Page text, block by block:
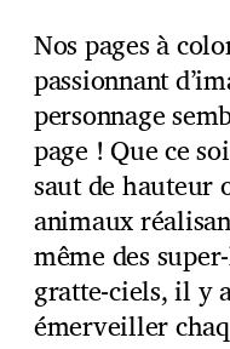
Nos pages à
passionnant
personnage
page ! Que ce
saut de hauteur
animaux
même des
gratte-ciels, il y
émerveiller